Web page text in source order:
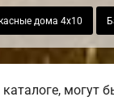
дома 4х10
могут